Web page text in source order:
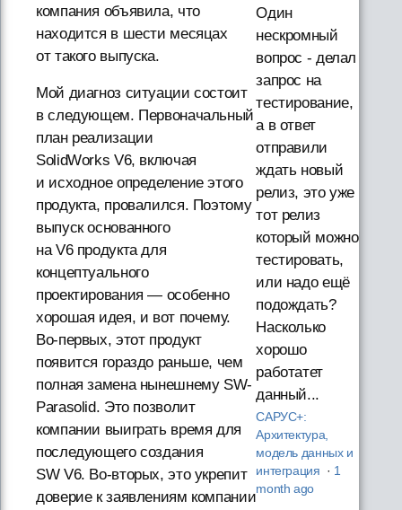
компания объявила, что
находится в шести месяцах
от такого выпуска.
Мой диагноз ситуации состоит
в следующем. Первоначальный
план реализации
SolidWorks V6, включая
и исходное определение этого
продукта, провалился. Поэтому
выпуск основанного
на V6 продукта для
концептуального
проектирования — особенно
хорошая идея, и вот почему.
Во-первых, этот продукт
появится гораздо раньше, чем
полная замена нынешнему SW-
Parasolid. Это позволит
компании выиграть время для
последующего создания
SW V6. Во-вторых, это укрепит
доверие к заявлениям компании
Один
нескромный
вопрос - делал
запрос на
тестирование,
а в ответ
отправили
ждать новый
релиз, это уже
тот релиз
который можно
тестировать,
или надо ещё
подождать?
Насколько
хорошо
работатет
данный...
САРУС+:
Архитектура,
модель данных и
интеграция · 1
month ago